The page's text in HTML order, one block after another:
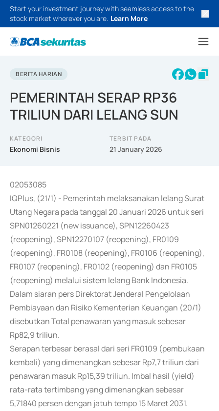
Start your investment journey with seamless access to the
stock market wherever you are. Learn More
BERITA HARIAN
PEMERINTAH SERAP RP36
TRILIUN DARI LELANG SUN
KATEGORI
Ekonomi Bisnis
TERBIT PADA
21 January 2026
02053085
IQPlus, (21/1) - Pemerintah melaksanakan lelang Surat
Utang Negara pada tanggal 20 Januari 2026 untuk seri
SPN01260221 (new issuance), SPN12260423
(reopening), SPN12270107 (reopening), FR0109
(reopening), FR0108 (reopening), FR0106 (reopening),
FR0107 (reopening), FR0102 (reopening) dan FR0105
(reopening) melalui sistem lelang Bank Indonesia.
Dalam siaran pers Direktorat Jenderal Pengelolaan
Pembiayaan dan Risiko Kementerian Keuangan (20/1)
disebutkan Total penawaran yang masuk sebesar
Rp82,9 triliun.
Serapan terbesar berasal dari seri FR0109 (pembukaan
kembali) yang dimenangkan sebesar Rp7,7 triliun dari
penawaran masuk Rp15,39 triliun. Imbal hasil (yield)
rata-rata tertimbang yang dimenangkan sebesar
5,71840 persen dengan jatuh tempo 15 Maret 2031.